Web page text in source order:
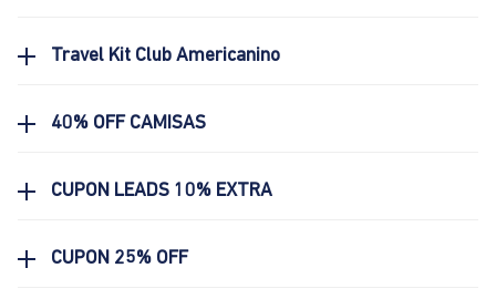
Travel Kit Club Americanino
40% OFF CAMISAS
CUPON LEADS 10% EXTRA
CUPON 25% OFF